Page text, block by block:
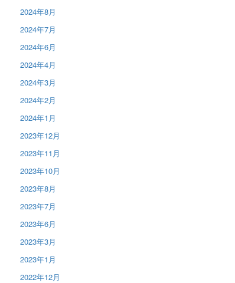
2024年8月
2024年7月
2024年6月
2024年4月
2024年3月
2024年2月
2024年1月
2023年12月
2023年11月
2023年10月
2023年8月
2023年7月
2023年6月
2023年3月
2023年1月
2022年12月